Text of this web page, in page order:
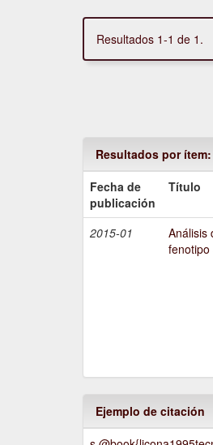
Resultados 1-1 de 1.
Resultados por ítem:
Fecha de
publicación
Título
2015-01
Análisis
fenotipo
Ejemplo de citación